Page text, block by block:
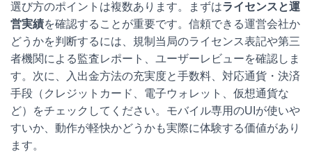
選び方のポイントは複数あります。まずはライセンスと運
営実績を確認することが重要です。信頼できる運営会社か
どうかを判断するには、規制当局のライセンス表記や第三
者機関による監査レポート、ユーザーレビューを確認しま
す。次に、入出金方法の充実度と手数料、対応通貨・決済
手段（クレジットカード、電子ウォレット、仮想通貨な
ど）をチェックしてください。モバイル専用のUIが使いや
すいか、動作が軽快かどうかも実際に体験する価値があり
ます。